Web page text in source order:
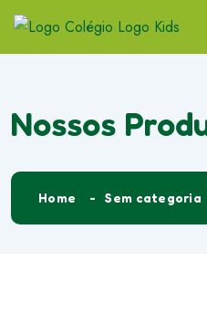
Nossos
Home Sem categoria